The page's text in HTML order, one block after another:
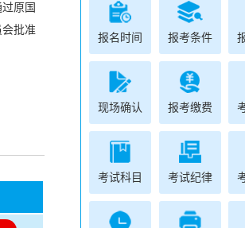
原国
批准
报名时间 报考条件
现场确认 报考缴费
考试科目 考试纪律